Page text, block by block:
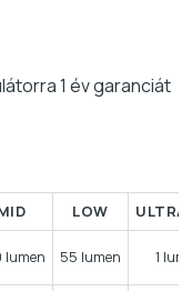
1 év garanciát
LOW
lumen 55 lumen 1